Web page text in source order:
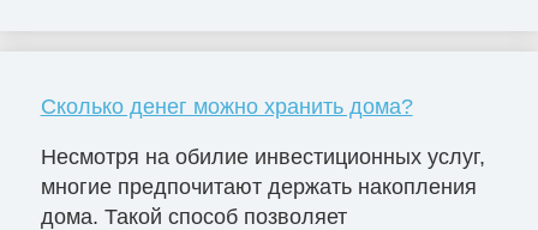
Сколько денег можно хранить дома?
Несмотря на обилие инвестиционных услуг,
многие предпочитают держать накопления
дома. Такой способ позволяет